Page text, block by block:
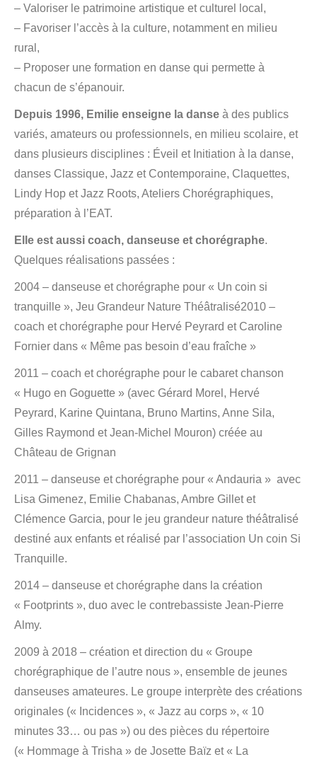
– Valoriser le patrimoine artistique et culturel local,
– Favoriser l’accès à la culture, notamment en milieu
rural,
– Proposer une formation en danse qui permette à
chacun de s’épanouir.
Depuis 1996, Emilie enseigne la danse à des publics
variés, amateurs ou professionnels, en milieu scolaire, et
dans plusieurs disciplines : Éveil et Initiation à la danse,
danses Classique, Jazz et Contemporaine, Claquettes,
Lindy Hop et Jazz Roots, Ateliers Chorégraphiques,
préparation à l’EAT.
Elle est aussi coach, danseuse et chorégraphe.
Quelques réalisations passées :
2004 – danseuse et chorégraphe pour « Un coin si
tranquille », Jeu Grandeur Nature Théâtralisé2010 –
coach et chorégraphe pour Hervé Peyrard et Caroline
Fornier dans « Même pas besoin d’eau fraîche »
2011 – coach et chorégraphe pour le cabaret chanson
« Hugo en Goguette » (avec Gérard Morel, Hervé
Peyrard, Karine Quintana, Bruno Martins, Anne Sila,
Gilles Raymond et Jean-Michel Mouron) créée au
Château de Grignan
2011 – danseuse et chorégraphe pour « Andauria » avec
Lisa Gimenez, Emilie Chabanas, Ambre Gillet et
Clémence Garcia, pour le jeu grandeur nature théâtralisé
destiné aux enfants et réalisé par l’association Un coin Si
Tranquille.
2014 – danseuse et chorégraphe dans la création
« Footprints », duo avec le contrebassiste Jean-Pierre
Almy.
2009 à 2018 – création et direction du « Groupe
chorégraphique de l’autre nous », ensemble de jeunes
danseuses amateures. Le groupe interprète des créations
originales (« Incidences », « Jazz au corps », « 10
minutes 33… ou pas ») ou des pièces du répertoire
(« Hommage à Trisha » de Josette Baïz et « La